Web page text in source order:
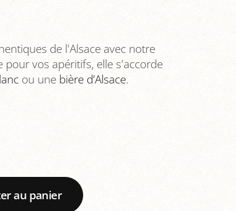
de l'Alsace avec notre
vos apéritifs, elle s'accorde
ou une bière d’Alsace.
au panier